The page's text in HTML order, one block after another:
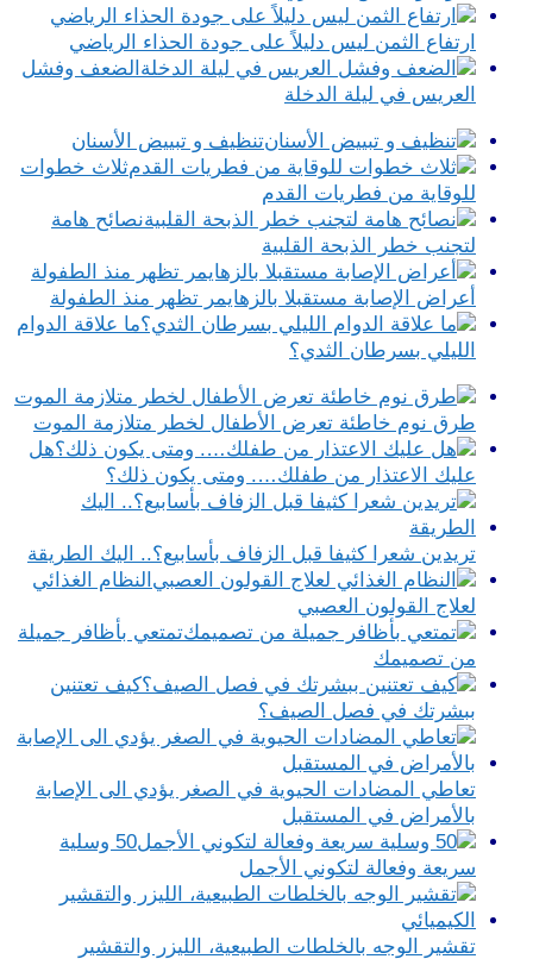
ارتفاع الثمن ليس دليلاً على جودة الحذاء الرياضي
الضعف وفشل
العريس في ليلة الدخلة
تنظيف و تبييض الأسنان
ثلاث خطوات
للوقاية من فطريات القدم
نصائح هامة
لتجنب خطر الذبحة القلبية
أعراض الإصابة مستقبلا بالزهايمر تظهر منذ الطفولة
ما علاقة الدوام
الليلي بسرطان الثدي؟
طرق نوم خاطئة تعرض الأطفال لخطر متلازمة الموت
هل
عليك الاعتذار من طفلك…. ومتى يكون ذلك؟
تريدين شعرا كثيفا قبل الزفاف بأسابيع؟.. اليك الطريقة
النظام الغذائي
لعلاج القولون العصبي
تمتعي بأظافر جميلة
من تصميمك
كيف تعتنين
ببشرتك في فصل الصيف؟
تعاطي المضادات الحيوية في الصغر يؤدي الى الإصابة
بالأمراض في المستقبل
50 وسلية
سريعة وفعالة لتكوني الأجمل
تقشير الوجه بالخلطات الطبيعية، الليزر والتقشير